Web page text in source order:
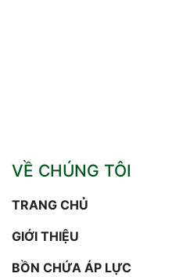
VỀ CHÚNG TÔI
TRANG CHỦ
GIỚI THIỆU
BỒN CHỨA ÁP LỰC